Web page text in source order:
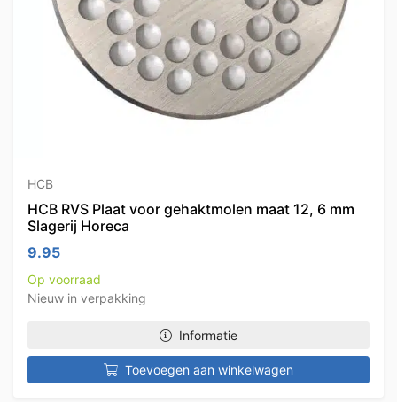
HCB
HCB RVS Plaat voor gehaktmolen maat 12, 6 mm
Slagerij Horeca
9.95
Op voorraad
Nieuw in verpakking
Informatie
Toevoegen aan winkelwagen